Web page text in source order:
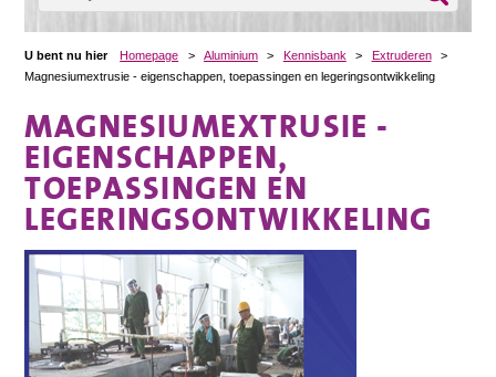
U bent nu hier Homepage > Aluminium > Kennisbank > Extruderen
>
Magnesiumextrusie - eigenschappen, toepassingen en legeringsontwikkeling
MAGNESIUMEXTRUSIE -
EIGENSCHAPPEN,
TOEPASSINGEN EN
LEGERINGSONTWIKKELING